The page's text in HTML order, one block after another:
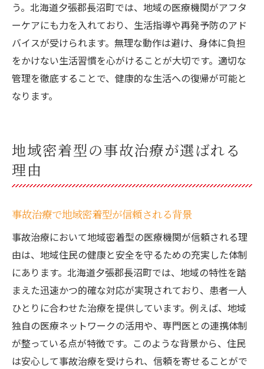
事故治療と地域医療連携で安心な毎日へ
う。北海道夕張郡長沼町では、地域の医療機関がアフタ
ーケアにも力を入れており、生活指導や再発予防のアド
バイスが受けられます。無理な動作は避け、身体に負担
をかけない生活習慣を心がけることが大切です。適切な
管理を徹底することで、健康的な生活への復帰が可能と
なります。
地域密着型の事故治療が選ばれる
理由
事故治療で地域密着型が信頼される背景
事故治療において地域密着型の医療機関が信頼される理
由は、地域住民の健康と安全を守るための充実した体制
にあります。北海道夕張郡長沼町では、地域の特性を踏
まえた迅速かつ的確な対応が実現されており、患者一人
ひとりに合わせた治療を提供しています。例えば、地域
独自の医療ネットワークの活用や、専門医との連携体制
が整っている点が特徴です。このような背景から、住民
は安心して事故治療を受けられ、信頼を寄せることがで